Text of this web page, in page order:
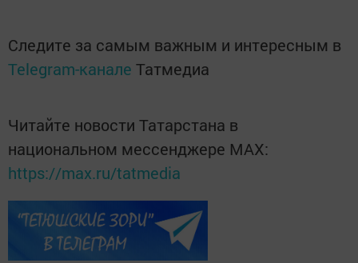
Следите за самым важным и интересным в
Telegram-канале Татмедиа
Читайте новости Татарстана в
национальном мессенджере MАХ:
https://max.ru/tatmedia